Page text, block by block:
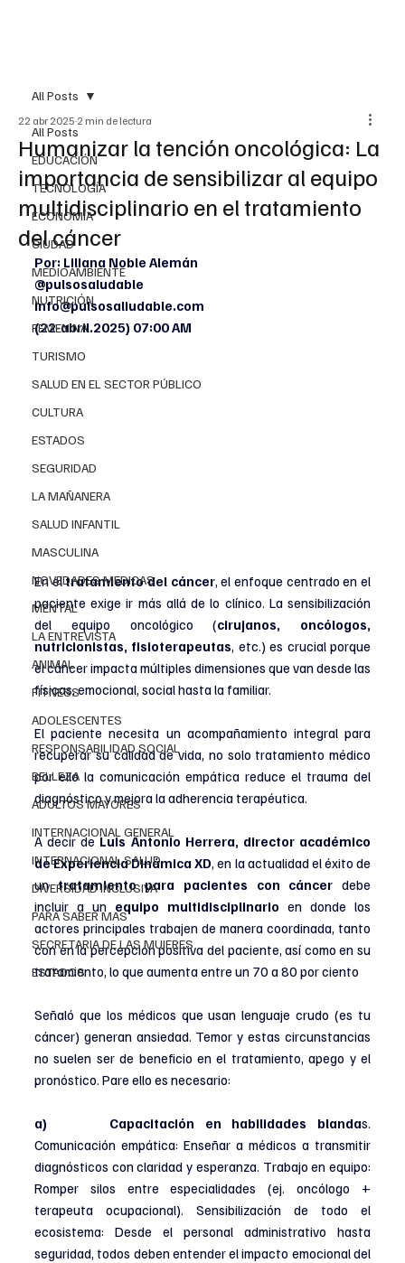
All Posts
EDUCACIÓN
TECNOLOGÍA
ECONOMÍA
CIUDAD
MEDIOAMBIENTE
NUTRICIÓN
FEMENINA
TURISMO
SALUD EN EL SECTOR PÚBLICO
CULTURA
ESTADOS
SEGURIDAD
LA MAÑANERA
SALUD INFANTIL
MASCULINA
NOVEDADES MEDICAS
MENTAL
LA ENTREVISTA
ANIMAL
FITNESS
ADOLESCENTES
RESPONSABILIDAD SOCIAL
BELLEZA
ADULTOS MAYORES
INTERNACIONAL GENERAL
INTERNACIONAL SALUD
DIVERSIDAD INCLUSIVA
PARA SABER MAS
SECRETARIA DE LAS MUJERES
ESTADOS
All Posts
Humanizar la tención oncológica: La
importancia de sensibilizar al equipo
multidisciplinario en el tratamiento
del cáncer
22 abr 2025 2 min de lectura
Por: Liliana Noble Alemán
@pulsosaludable
info@pulsosaliudable.com
(22-abril.2025) 07:00 AM
En el tratamiento del cáncer, el enfoque centrado en el
paciente exige ir más allá de lo clínico. La sensibilización
del equipo oncológico (cirujanos, oncólogos,
nutricionistas, fisioterapeutas, etc.) es crucial porque
el cáncer impacta múltiples dimensiones que van desde las
físicas, emocional, social hasta la familiar.
El paciente necesita un acompañamiento integral para
recuperar su calidad de vida, no solo tratamiento médico
por ello la comunicación empática reduce el trauma del
diagnóstico y mejora la adherencia terapéutica.
A decir de Luis Antonio Herrera, director académico
de Experiencia Dinámica XD, en la actualidad el éxito de
un tratamiento para pacientes con cáncer debe
incluir a un equipo multidisciplinario en donde los
actores principales trabajen de manera coordinada, tanto
con en la percepción positiva del paciente, así como en su
tratamiento, lo que aumenta entre un 70 a 80 por ciento
Señaló que los médicos que usan lenguaje crudo (es tu
cáncer) generan ansiedad. Temor y estas circunstancias
no suelen ser de beneficio en el tratamiento, apego y el
pronóstico. Pare ello es necesario:
a)      Capacitación en habilidades blandas.
Comunicación empática: Enseñar a médicos a transmitir
diagnósticos con claridad y esperanza. Trabajo en equipo:
Romper silos entre especialidades (ej. oncólogo +
terapeuta ocupacional). Sensibilización de todo el
ecosistema: Desde el personal administrativo hasta
seguridad, todos deben entender el impacto emocional del